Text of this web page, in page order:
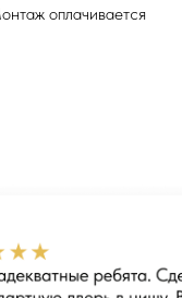
оплачивается